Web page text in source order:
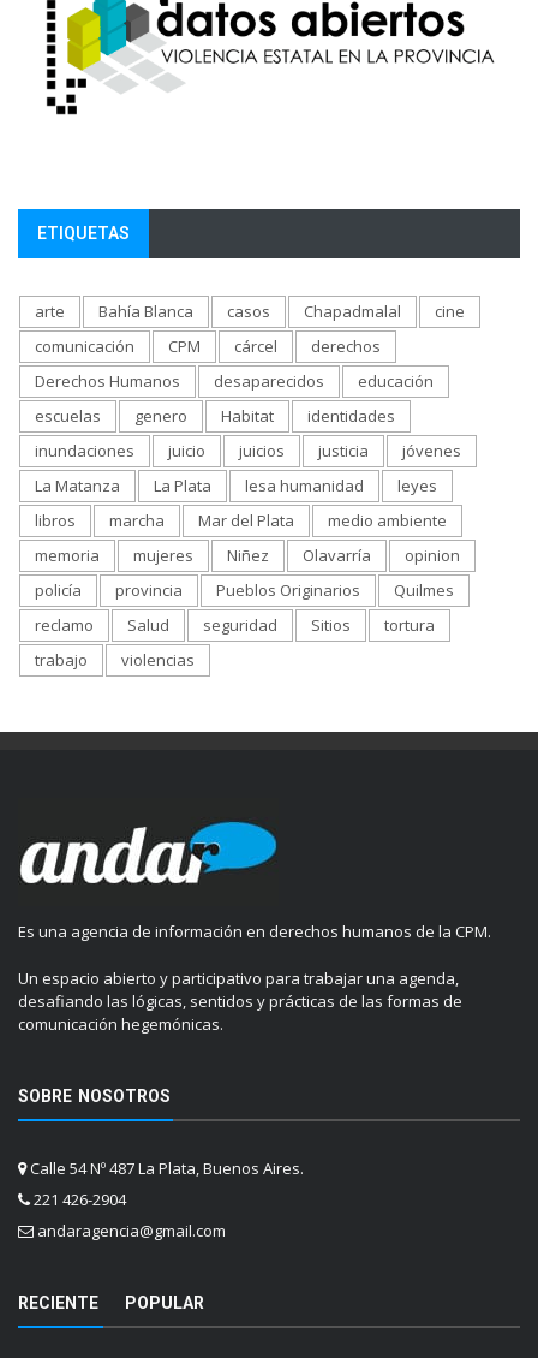
ETIQUETAS
arte Bahía Blanca casos Chapadmalal
cine
comunicación
CPM cárcel
derechos
Derechos Humanos
desaparecidos
educación
escuelas
genero Habitat
identidades
inundaciones
juicio juicios justicia
jóvenes
La Matanza
La Plata lesa humanidad
leyes
libros
marcha Mar del Plata
medio ambiente
memoria
mujeres Niñez Olavarría
opinion
policía
provincia Pueblos Originarios
Quilmes
reclamo
Salud seguridad Sitios
tortura
trabajo
violencias
Es una agencia de información en derechos humanos de la CPM.
Un espacio abierto y participativo para trabajar una agenda,
desafiando las lógicas, sentidos y prácticas de las formas de
comunicación hegemónicas.
SOBRE NOSOTROS
Calle 54 Nº 487 La Plata, Buenos Aires.
221 426-2904
andaragencia@gmail.com
RECIENTE POPULAR